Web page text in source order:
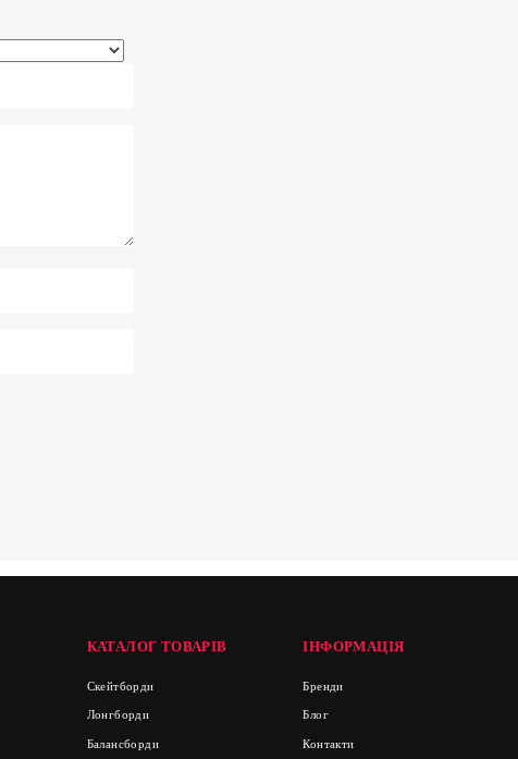
КАТАЛОГ ТОВАРІВ
Скейтборди
Лонгборди
Балансборди
ІНФОРМАЦІЯ
Бренди
Блог
Контакти